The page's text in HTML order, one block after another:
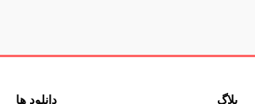
بلاگ دانلود ها